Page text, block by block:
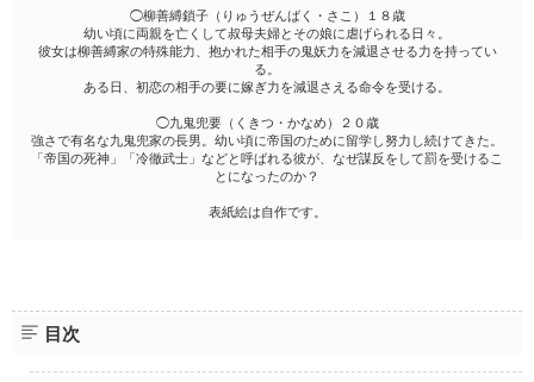
◯柳善縛鎖子（りゅうぜんばく・さこ）１８歳
幼い頃に両親を亡くして叔母夫婦とその娘に虐げられる日々。
彼女は柳善縛家の特殊能力、抱かれた相手の鬼妖力を減退させる力を持ってい
る。
ある日、初恋の相手の要に嫁ぎ力を減退さえる命令を受ける。
◯九鬼兜要（くきつ・かなめ）２０歳
強さで有名な九鬼兜家の長男。幼い頃に帝国のために留学し努力し続けてきた。
「帝国の死神」「冷徹武士」などと呼ばれる彼が、なぜ謀反をして罰を受けるこ
とになったのか？
表紙絵は自作です。
目次